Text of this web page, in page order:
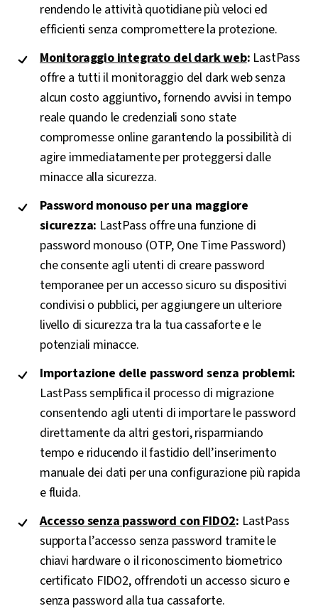
rendendo le attività quotidiane più veloci ed
efficienti senza compromettere la protezione.
Monitoraggio integrato del dark web: LastPass
offre a tutti il monitoraggio del dark web senza
alcun costo aggiuntivo, fornendo avvisi in tempo
reale quando le credenziali sono state
compromesse online garantendo la possibilità di
agire immediatamente per proteggersi dalle
minacce alla sicurezza.
Password monouso per una maggiore
sicurezza: LastPass offre una funzione di
password monouso (OTP, One Time Password)
che consente agli utenti di creare password
temporanee per un accesso sicuro su dispositivi
condivisi o pubblici, per aggiungere un ulteriore
livello di sicurezza tra la tua cassaforte e le
potenziali minacce.
Importazione delle password senza problemi:
LastPass semplifica il processo di migrazione
consentendo agli utenti di importare le password
direttamente da altri gestori, risparmiando
tempo e riducendo il fastidio dell’inserimento
manuale dei dati per una configurazione più rapida
e fluida.
Accesso senza password con FIDO2: LastPass
supporta l’accesso senza password tramite le
chiavi hardware o il riconoscimento biometrico
certificato FIDO2, offrendoti un accesso sicuro e
senza password alla tua cassaforte.